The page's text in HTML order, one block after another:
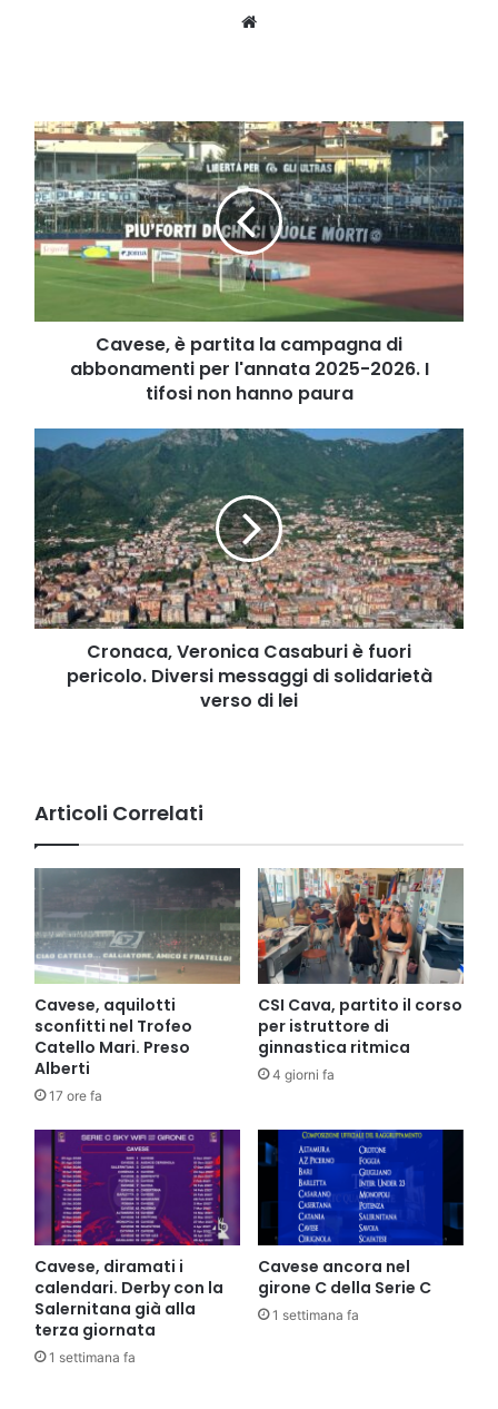
Cavese,
è
partita
la
campagna
di
abbonamenti
l'annata
2025-
2026.
non
hanno
paura
Cavese, è partita la campagna di
abbonamenti per l'annata 2025-2026. I
tifosi non hanno paura
Cronaca,
Veronica
Casaburi
è
fuori
pericolo.
Diversi
messaggi
di
solidarietà
verso
Cronaca, Veronica Casaburi è fuori
pericolo. Diversi messaggi di solidarietà
verso di lei
Articoli Correlati
Cavese, aquilotti
sconfitti nel Trofeo
Catello Mari. Preso
Alberti
17 ore fa
CSI Cava, partito il corso
per istruttore di
ginnastica ritmica
4 giorni fa
Cavese, diramati i
calendari. Derby con la
Salernitana già alla
terza giornata
1 settimana fa
Cavese ancora nel
girone C della Serie C
1 settimana fa